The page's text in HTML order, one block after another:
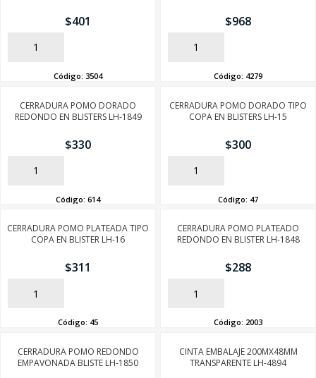
$401
AÑADIR
Código: 3504
$968
AÑADIR
Código: 4279
CERRADURA POMO DORADO
REDONDO EN BLISTERS LH-1849
$330
AÑADIR
Código: 614
CERRADURA POMO DORADO TIPO
COPA EN BLISTERS LH-15
$300
AÑADIR
Código: 47
CERRADURA POMO PLATEADA TIPO
COPA EN BLISTER LH-16
$311
AÑADIR
Código: 45
CERRADURA POMO PLATEADO
REDONDO EN BLISTER LH-1848
$288
AÑADIR
Código: 2003
CERRADURA POMO REDONDO
EMPAVONADA BLISTE LH-1850
CINTA EMBALAJE 200MX48MM
TRANSPARENTE LH-4894